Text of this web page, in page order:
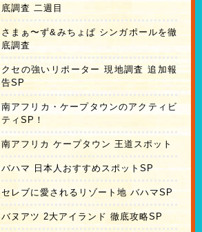
底調査 二週目
さまぁ〜ず&みちょぱ シンガポールを徹
底調査
クセの強いリポーター 現地調査 追加報
告SP
南アフリカ・ケープタウンのアクティビ
ティSP！
南アフリカ ケープタウン 王道スポット
バハマ 日本人おすすめスポットSP
セレブに愛されるリゾート地 バハマSP
バヌアツ 2大アイランド 徹底攻略SP